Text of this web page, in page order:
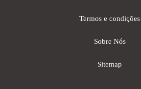
Termos e condições
Sobre Nós
Sitemap